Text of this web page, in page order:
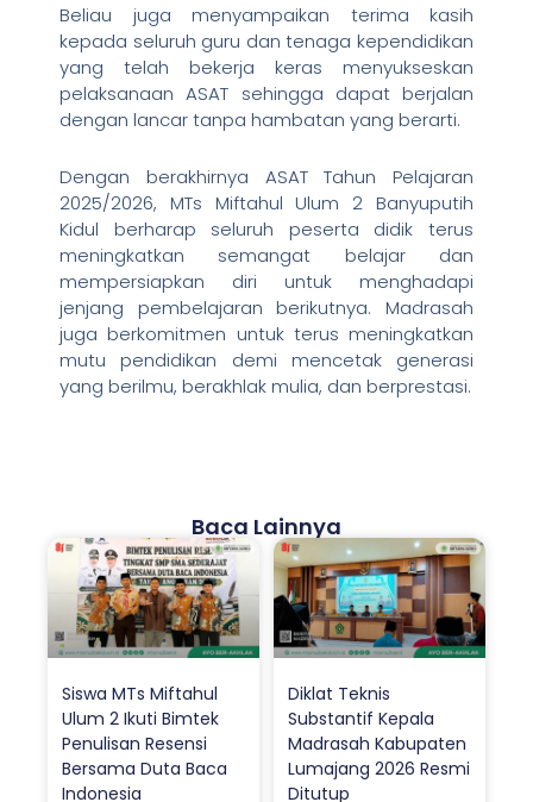
Beliau juga menyampaikan terima kasih
kepada seluruh guru dan tenaga kependidikan
yang telah bekerja keras menyukseskan
pelaksanaan ASAT sehingga dapat berjalan
dengan lancar tanpa hambatan yang berarti.
Dengan berakhirnya ASAT Tahun Pelajaran
2025/2026, MTs Miftahul Ulum 2 Banyuputih
Kidul berharap seluruh peserta didik terus
meningkatkan semangat belajar dan
mempersiapkan diri untuk menghadapi
jenjang pembelajaran berikutnya. Madrasah
juga berkomitmen untuk terus meningkatkan
mutu pendidikan demi mencetak generasi
yang berilmu, berakhlak mulia, dan berprestasi.
Baca Lainnya
Siswa MTs Miftahul
Ulum 2 Ikuti Bimtek
Penulisan Resensi
Bersama Duta Baca
Indonesia
Diklat Teknis
Substantif Kepala
Madrasah Kabupaten
Lumajang 2026 Resmi
Ditutup